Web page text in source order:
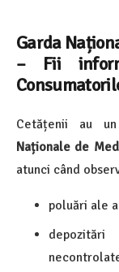
Garda
– Fii
Cetățenii au
Naționale de
atunci când
poluări ale